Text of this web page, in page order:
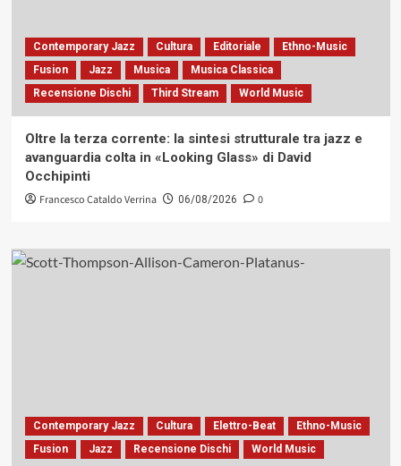
Contemporary Jazz Cultura Editoriale
Ethno-Music
Fusion
Jazz Musica
Musica Classica
Recensione Dischi
Third Stream World Music
Oltre la terza corrente: la sintesi strutturale tra jazz e
avanguardia colta in «Looking Glass» di David
Occhipinti
Francesco Cataldo Verrina 06/08/2026 0
Contemporary Jazz Cultura Elettro-Beat
Ethno-Music
Fusion
Jazz Recensione Dischi World Music